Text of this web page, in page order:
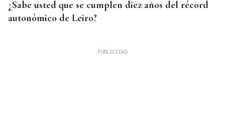
¿Sabe usted que se cumplen diez años del récord
autonómico de Leiro?